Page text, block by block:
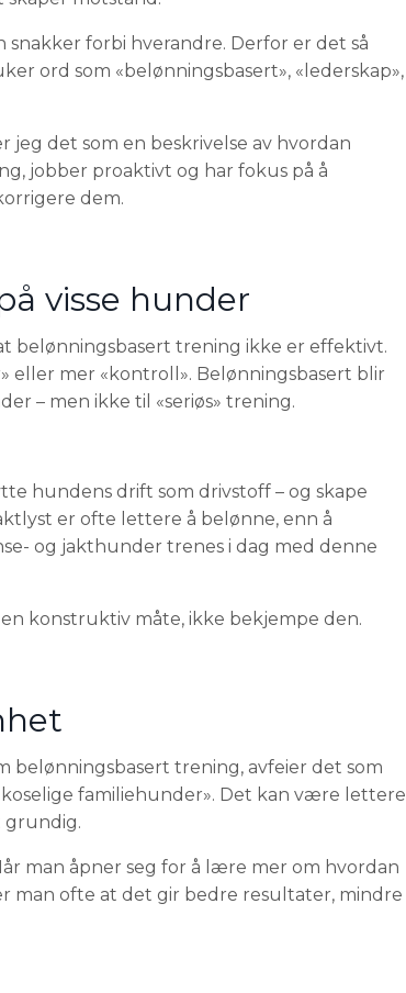
forbi hverandre. Derfor er det så
ord som «belønningsbasert», «lederskap»,
jeg det som en beskrivelse av hvordan
jobber proaktivt og har fokus på å
dem.
visse hunder
belønningsbasert trening ikke er effektivt.
eller mer «kontroll». Belønningsbasert blir
– men ikke til «seriøs» trening.
hundens drift som drivstoff – og skape
er ofte lettere å belønne, enn å
og jakthunder trenes i dag med denne
konstruktiv måte, ikke bekjempe den.
belønningsbasert trening, avfeier det som
familiehunder». Det kan være lettere
grundig.
man åpner seg for å lære mer om hvordan
man ofte at det gir bedre resultater, mindre